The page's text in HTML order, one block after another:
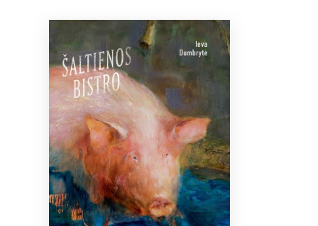
Bibliotekoms
+370 667 80 541
info@elvislab.lt